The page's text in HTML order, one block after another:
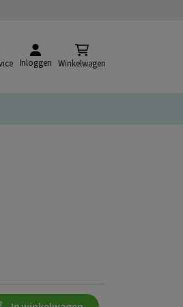
Inloggen Winkelwagen